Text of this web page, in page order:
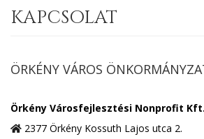
KAPCSOLAT
ÖRKÉNY VÁROS
Örkény Városfejlesztési Nonprofit Kft.
2377 Örkény Kossuth Lajos utca 2.